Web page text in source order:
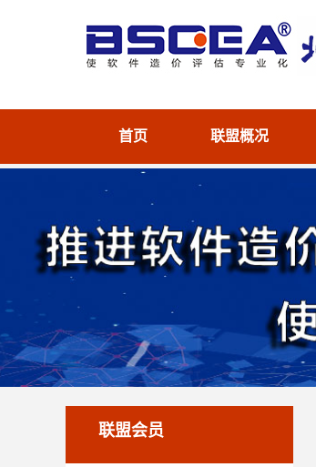
首页 联盟概况
联盟会员